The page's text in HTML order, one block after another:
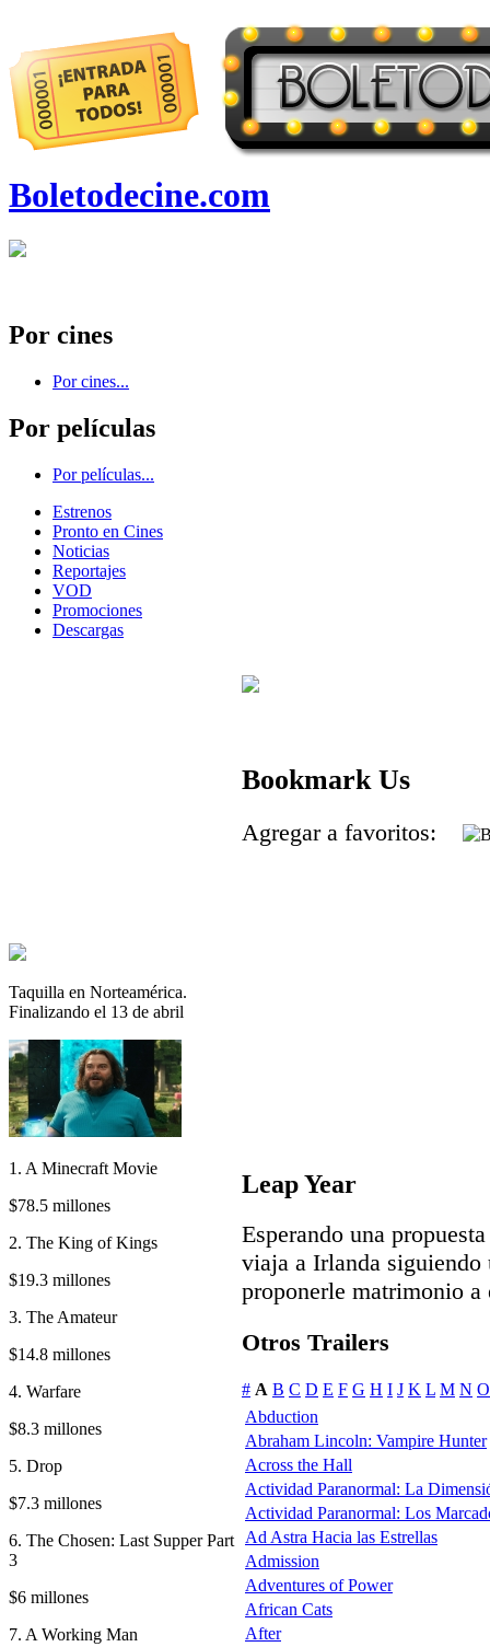
Boletodecine.com
Por cines
Por cines...
Por películas
Por películas...
Estrenos
Pronto en Cines
Noticias
Reportajes
VOD
Promociones
Descargas
Taquilla en Norteamérica.
Finalizando el 13 de abril
1. A Minecraft Movie
$78.5 millones
2. The King of Kings
$19.3 millones
3. The Amateur
$14.8 millones
4. Warfare
$8.3 millones
5. Drop
$7.3 millones
6. The Chosen: Last Supper Part
3
$6 millones
7. A Working Man
Bookmark Us
Agregar a favoritos:
Leap Year
Esperando una
viaja a Irlanda
proponerle matrimonio a
Otros Trailers
# A B C D E F G H I J K L M N O
Abduction
Abraham Lincoln: Vampire Hunter
Across the Hall
Actividad Paranormal: La
Actividad Paranormal: Los
Ad Astra Hacia las Estrellas
Admission
Adventures of Power
African Cats
After